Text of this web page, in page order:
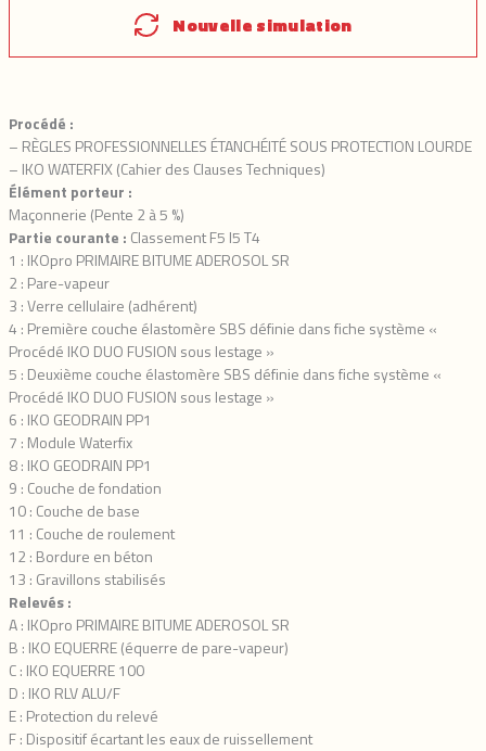
Nouvelle simulation
Procédé :
– RÈGLES PROFESSIONNELLES ÉTANCHÉITÉ SOUS PROTECTION LOURDE
– IKO WATERFIX (Cahier des Clauses Techniques)
Élément porteur :
Maçonnerie (Pente 2 à 5 %)
Partie courante : Classement F5 I5 T4
1 : IKOpro PRIMAIRE BITUME ADEROSOL SR
2 : Pare-vapeur
3 : Verre cellulaire (adhérent)
4 : Première couche élastomère SBS définie dans fiche système «
Procédé IKO DUO FUSION sous lestage »
5 : Deuxième couche élastomère SBS définie dans fiche système «
Procédé IKO DUO FUSION sous lestage »
6 : IKO GEODRAIN PP1
7 : Module Waterfix
8 : IKO GEODRAIN PP1
9 : Couche de fondation
10 : Couche de base
11 : Couche de roulement
12 : Bordure en béton
13 : Gravillons stabilisés
Relevés :
A : IKOpro PRIMAIRE BITUME ADEROSOL SR
B : IKO EQUERRE (équerre de pare-vapeur)
C : IKO EQUERRE 100
D : IKO RLV ALU/F
E : Protection du relevé
F : Dispositif écartant les eaux de ruissellement